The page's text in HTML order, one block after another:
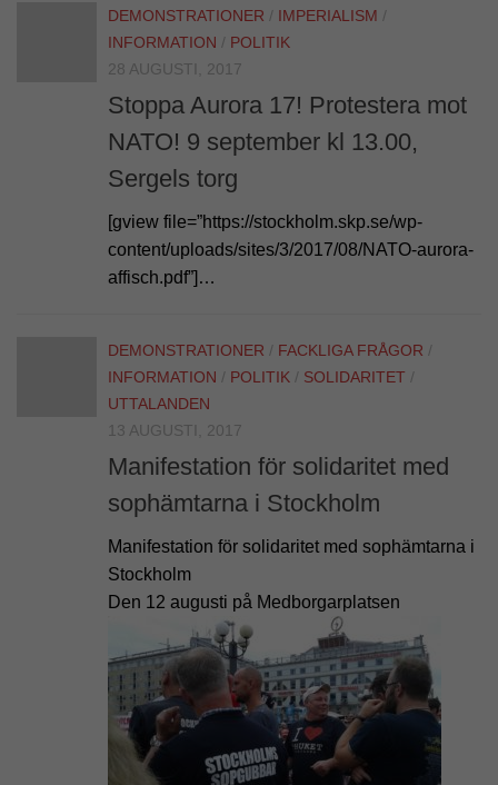
DEMONSTRATIONER / IMPERIALISM /
INFORMATION / POLITIK
28 AUGUSTI, 2017
Stoppa Aurora 17! Protestera mot
NATO! 9 september kl 13.00,
Sergels torg
[gview file=”https://stockholm.skp.se/wp-
content/uploads/sites/3/2017/08/NATO-aurora-
affisch.pdf”]…
DEMONSTRATIONER / FACKLIGA FRÅGOR /
INFORMATION / POLITIK / SOLIDARITET /
UTTALANDEN
13 AUGUSTI, 2017
Manifestation för solidaritet med
sophämtarna i Stockholm
Manifestation för solidaritet med sophämtarna i
Stockholm
Den 12 augusti på Medborgarplatsen